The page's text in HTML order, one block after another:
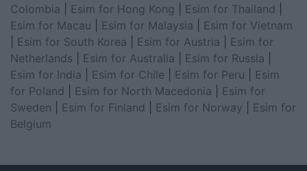
Colombia
Esim for Hong Kong Esim for Thailand
Esim for Macau
Esim for Malaysia
Esim for Vietnam
Esim for South Korea Esim for Austria
Esim for
Netherlands
Esim for Australia Esim for Russia
Esim for India
Esim for Chile Esim for Peru
Esim
for Poland
Esim for North Macedonia
Esim for
Sweden
Esim for Finland Esim for Norway
Esim for
Belgium